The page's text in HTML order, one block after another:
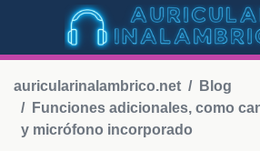
auricularinalambrico.net
Blog
Funciones adicionales, como
y micrófono incorporado